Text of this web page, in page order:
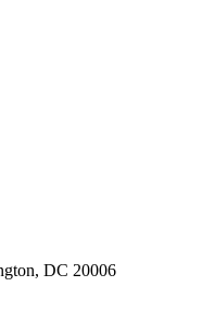
DC 20006